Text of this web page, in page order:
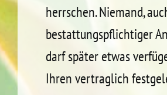
herrschen. Niemand,
bestattungs­pflichtiger
darf später etwas
Ihren vertraglich